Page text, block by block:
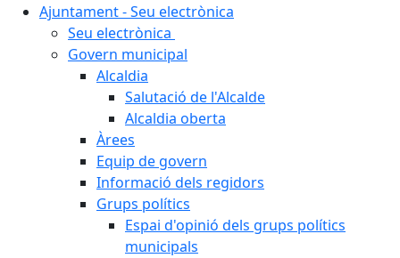
Ajuntament - Seu electrònica
Seu electrònica
Govern municipal
Alcaldia
Salutació de l'Alcalde
Alcaldia oberta
Àrees
Equip de govern
Informació dels regidors
Grups polítics
Espai d'opinió dels grups polítics
municipals